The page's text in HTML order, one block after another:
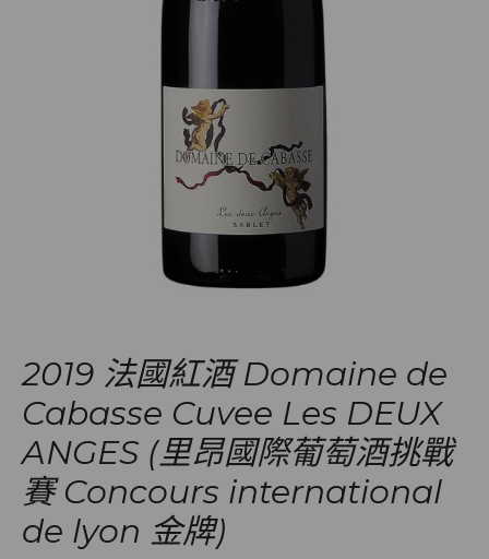
2019 法國紅酒 Domaine de
Cabasse Cuvee Les DEUX
ANGES (里昂國際葡萄酒挑戰
賽 Concours international
de lyon 金牌)